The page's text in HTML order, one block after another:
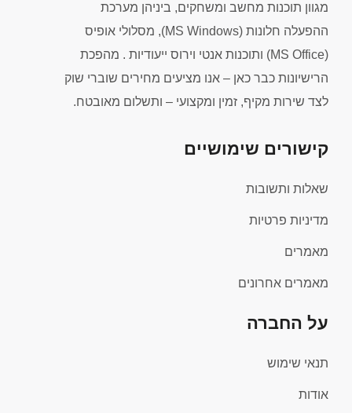
מגוון תוכנות מחשב ומשחקים, ביניהן מערכת
ההפעלה חלונות (MS Windows), מסלולי אופיס
(MS Office) ותוכנות אנטי וירוס ייעודיות . מהפכת
הרישיונות כבר כאן – אנו מציעים מחירים שוברי שוק
לצד שירות מקיף, זמין ומקצועי – ותשלום מאובטח.
קישורים שימושיים
שאלות ותשובות
מדיניות פרטיות
מאמרים
מאמרים אחרונים
על החברה
תנאי שימוש
אודות